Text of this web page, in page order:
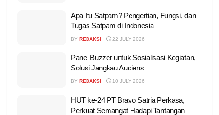
Apa Itu Satpam? Pengertian, Fungsi, dan
Tugas Satpam di Indonesia
BY REDAKSI 22 JULY 2026
Panel Buzzer untuk Sosialisasi Kegiatan,
Solusi Jangkau Audiens
BY REDAKSI 10 JULY 2026
HUT ke-24 PT Bravo Satria Perkasa,
Perkuat Semangat Hadapi Tantangan